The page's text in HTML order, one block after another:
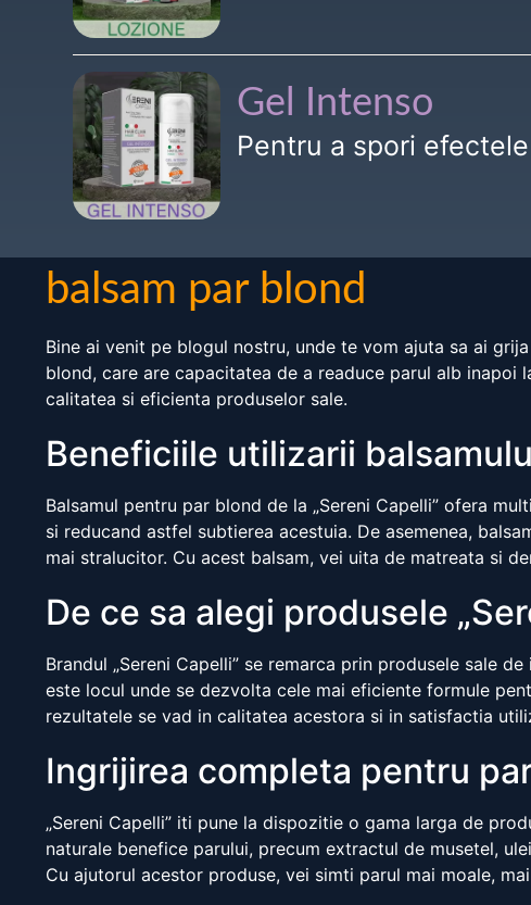
Gel Intenso
Pentru a spori
balsam par blond
Bine ai venit pe blogul nostru, unde te vom ajuta sa ai
blond, care are capacitatea de a readuce parul alb inapoi
calitatea si eficienta produselor sale.
Beneficiile utilizarii
Balsamul pentru par blond de la „Sereni Capelli” ofera
si reducand astfel subtierea acestuia. De asemenea,
mai stralucitor. Cu acest balsam, vei uita de matreata si
De ce sa alegi produsele
Brandul „Sereni Capelli” se remarca prin produsele sale
este locul unde se dezvolta cele mai eficiente formule
rezultatele se vad in calitatea acestora si in satisfactia
Ingrijirea completa pentru
„Sereni Capelli” iti pune la dispozitie o gama larga de
naturale benefice parului, precum extractul de musetel,
Cu ajutorul acestor produse, vei simti parul mai moale,